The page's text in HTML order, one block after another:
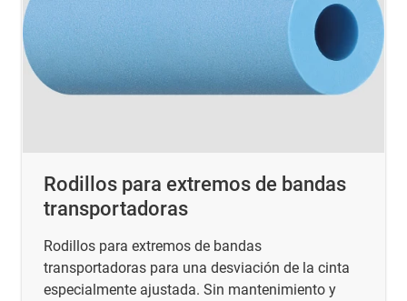
Rodillos para extremos de bandas
transportadoras
Rodillos para extremos de bandas
transportadoras para una desviación de la cinta
especialmente ajustada. Sin mantenimiento y